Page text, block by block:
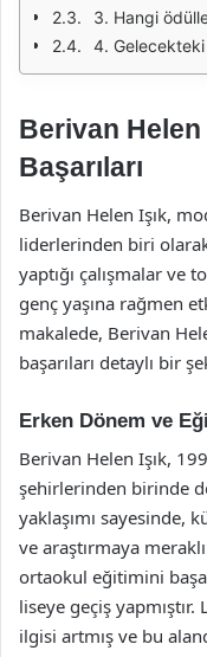
3. Hangi
4.
Berivan Helen
Başarıları
Berivan Helen Işık,
liderlerinden biri
yaptığı çalışmalar ve
genç yaşına rağmen
makalede, Berivan
başarıları detaylı bir
Erken Dönem ve
Berivan Helen Işık,
şehirlerinden birinde
yaklaşımı sayesinde,
ve araştırmaya
ortaokul eğitimini
liseye geçiş
ilgisi artmış ve bu